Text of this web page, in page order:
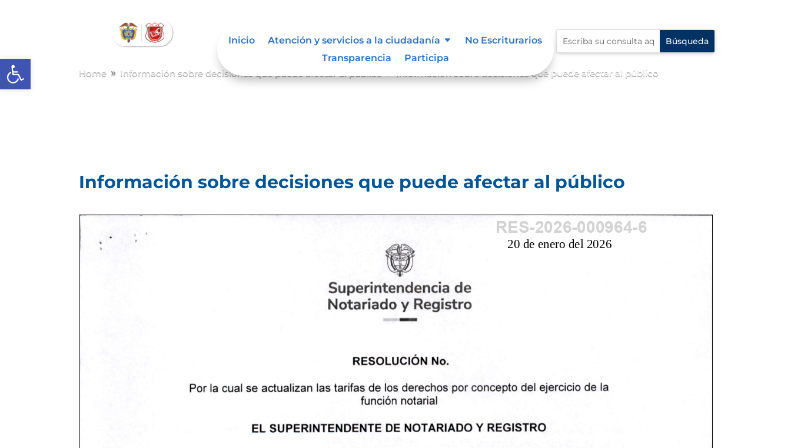
Abrir barra de herramientas
Inicio Atención y servicios a la ciudadanía
No Escriturarios
Transparencia
Participa
Home 9 Información sobre decisiones que puede afectar al público Información sobre decisiones que puede afectar al público
Información sobre decisiones que puede afectar al público